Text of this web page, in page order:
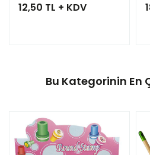
12,50 TL + KDV
Bu Kategorinin En